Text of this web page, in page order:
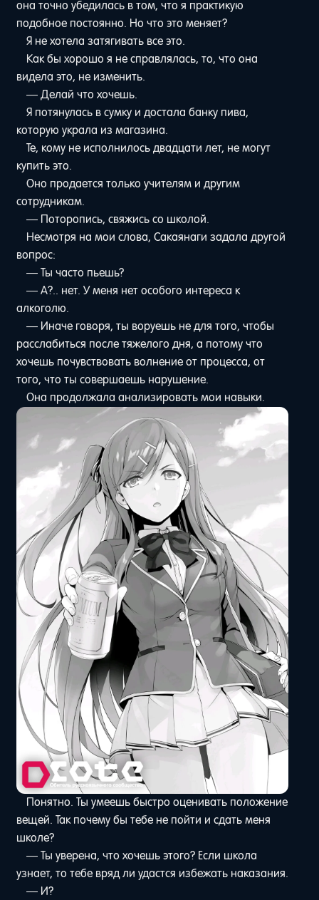
она точно убедилась в том, что я практикую
подобное постоянно. Но что это меняет?
Я не хотела затягивать все это.
Как бы хорошо я не справлялась, то, что она
видела это, не изменить.
— Делай что хочешь.
Я потянулась в сумку и достала банку пива,
которую украла из магазина.
Те, кому не исполнилось двадцати лет, не могут
купить это.
Оно продается только учителям и другим
сотрудникам.
— Поторопись, свяжись со школой.
Несмотря на мои слова, Сакаянаги задала другой
вопрос:
— Ты часто пьешь?
— А?.. нет. У меня нет особого интереса к
алкоголю.
— Иначе говоря, ты воруешь не для того, чтобы
расслабиться после тяжелого дня, а потому что
хочешь почувствовать волнение от процесса, от
того, что ты совершаешь нарушение.
Она продолжала анализировать мои навыки.
Понятно. Ты умеешь быстро оценивать положение
вещей. Так почему бы тебе не пойти и сдать меня
школе?
— Ты уверена, что хочешь этого? Если школа
узнает, то тебе вряд ли удастся избежать наказания.
— И?